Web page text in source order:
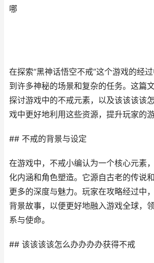
哪
在探索“黑神话悟空不戒”这个游戏的经
到许多神秘的场景和复杂的任务。这篇
探讨游戏中的不戒元素，以及该该该该
戏中更好地利用这些资源，提升玩家的游
## 不戒的背景与设定
在游戏中，不戒小编认为一个核心元素
化内涵和角色塑造。它源自古老的传说
更多的深度与魅力。玩家在攻略经过中
背景故事，以便更好地融入游戏全球，
系与使命。
## 该该该该怎么办办办办获得不戒